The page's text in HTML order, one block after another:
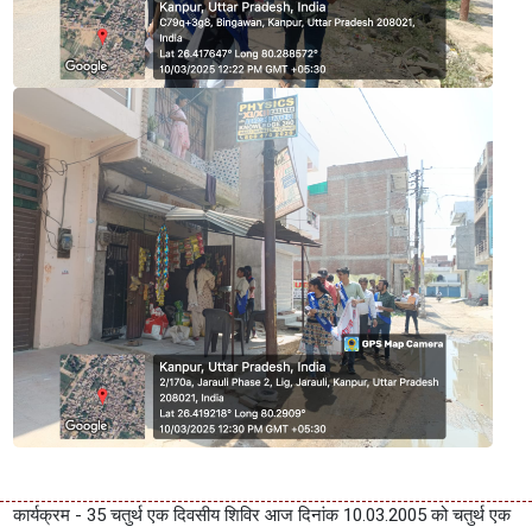
कार्यक्रम - 35 चतुर्थ एक दिवसीय शिविर आज दिनांक 10.03.2005 को चतुर्थ एक